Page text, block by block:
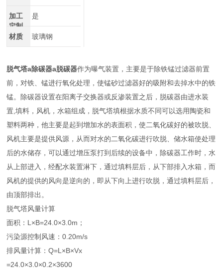
加工
定制
是
材质 玻璃钢
脱气塔a除碳器a脱碳器作为曝气装置，主要是于除铁锰过滤器前置
前，对铁、锰进行氧化处理，使锰砂过滤器好的吸附和去掉水中的铁
锰。除碳器设置在阳离子交换器或反渗装置之后，脱碳器由进水装
置,填料，风机，水箱组成，脱气塔填根据水质不同可以选用陶瓷和
塑料两种，他主要是起到增加水的表面积，使二氧化碳好的被吹脱、
风机主要是提供风源，从而对水的二氧化碳进行吹脱、储水箱使处理
后的水储存，可以通过增压泵打到后续的设备中，除碳器工作时，水
从上部进入，经配水装置淋下，通过填料层后，从下部排入水箱，而
风机的提供的风向是逆向的，即从下向上进行吹脱，通过填料层后，
由顶部排出。
脱气塔风量计算
面积：L×B=24.0×3.0m；
污染源控制风速：0.20m/s
排风量计算：Q=L×B×Vx
=24.0×3.0×0.2×3600